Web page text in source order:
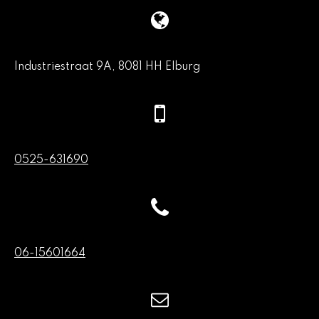
Industriestraat 9A, 8081 HH Elburg
0525-631690
06-15601664